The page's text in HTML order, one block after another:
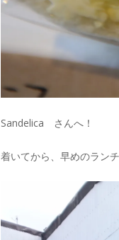
Sandelica さんへ！
着いてから、早めのラン